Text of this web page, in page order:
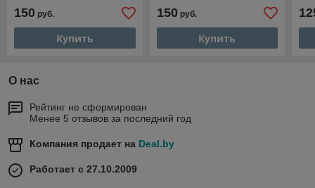
150 руб.
Купить
150руб.
Купить
О нас
Рейтинг не сформирован
Менее 5 отзывов за последний год
Компания продает на Deal.by
Работает с 27.10.2009